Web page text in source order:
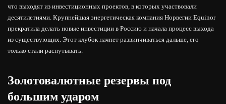
что выходят из инвестиционных проектов, в которых участвовали
десятилетиями. Крупнейшая энергетическая компания Норвегии Equinor
прекратила делать новые инвестиции в Россию и начала процесс выхода
из существующих. Этот клубок начнет развинчиваться дальше, его
только стали распутывать.
Золотовалютные резервы под
большим ударом